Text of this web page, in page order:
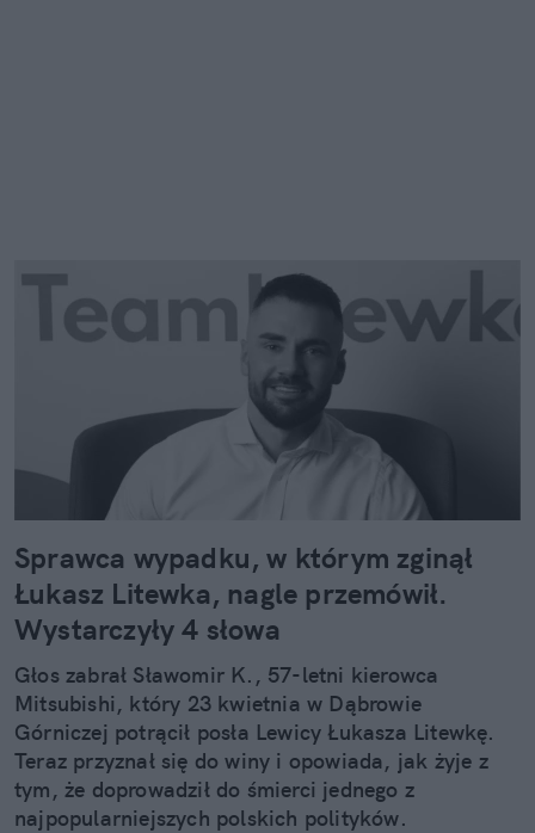
Sprawca wypadku, w którym zginął
Łukasz Litewka, nagle przemówił.
Wystarczyły 4 słowa
Głos zabrał Sławomir K., 57-letni kierowca
Mitsubishi, który 23 kwietnia w Dąbrowie
Górniczej potrącił posła Lewicy Łukasza Litewkę.
Teraz przyznał się do winy i opowiada, jak żyje z
tym, że doprowadził do śmierci jednego z
najpopularniejszych polskich polityków.